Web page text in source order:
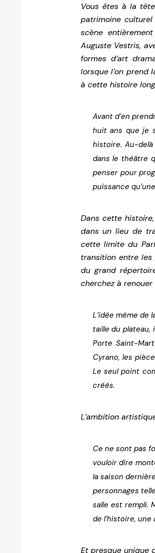
Vous êtes à la
patrimoine culturel
scène
Auguste Vestris,
formes d’art
lorsque l’on prend
à cette histoire
Avant d’en
huit ans que je
histoire. Au-
dans le théâtre
penser pour
puissance
Dans cette
dans un lieu de
cette limite du
transition entre
du grand
cherchez à
L’idée même de
taille du plateau,
Porte Saint-
Cyrano, les
Le seul point
créés.
L’ambition
Ce ne sont pas
vouloir dire
la saison
personnages
salle est rempli.
de l’histoire,
Et presque unique